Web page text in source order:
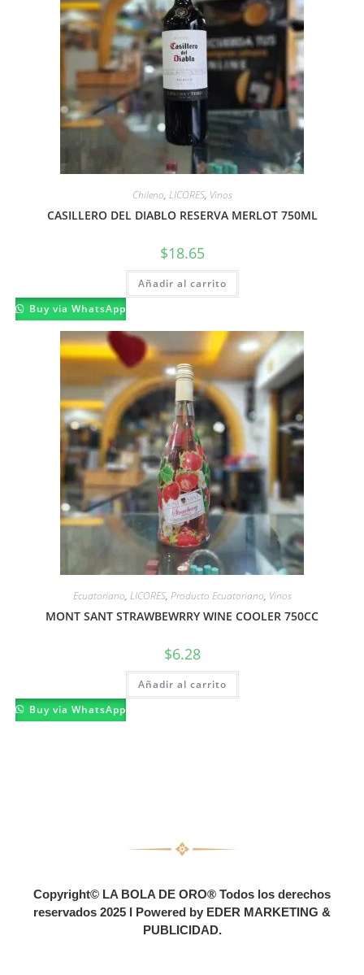
Chileno, LICORES, Vinos
CASILLERO DEL DIABLO RESERVA MERLOT 750ML
$18.65
Añadir al carrito
Buy via WhatsApp
Ecuatoriano, LICORES, Producto Ecuatoriano, Vinos
MONT SANT STRAWBEWRRY WINE COOLER 750CC
$6.28
Añadir al carrito
Buy via WhatsApp
Copyright© LA BOLA DE ORO® Todos los derechos
reservados 2025 l Powered by EDER MARKETING &
PUBLICIDAD.